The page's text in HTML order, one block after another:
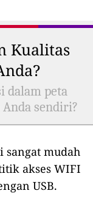
Kualitas
dalam peta
sendiri?
sangat mudah
akses WIFI
USB.